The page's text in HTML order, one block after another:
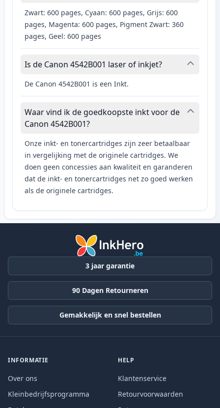
Zwart: 600 pages, Cyaan: 600 pages, Grijs: 600
pages, Magenta: 600 pages, Pigment Zwart: 360
pages, Geel: 600 pages
Is de Canon 4542B001 laser of inkjet?
De Canon 4542B001 is een Inkt.
Waar vind ik de goedkoopste inkt voor de
Canon 4542B001?
Onze inkt- en tonercartridges zijn zeer betaalbaar
in vergelijking met de originele cartridges. We
doen geen concessies aan kwaliteit en garanderen
dat de inkt- en tonercartridges net zo goed werken
als de originele cartridges.
3 jaar garantie
90 Dagen Retourneren
Gemakkelijk en snel bestellen
INFORMATIE
Over ons
Kleinbedrijfsprogramma
HELP
Klantenservice
Retourvoorwaarden